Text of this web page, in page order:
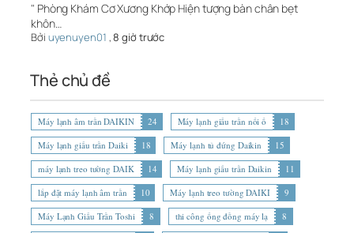
" Phòng Khám Cơ Xương Khớp Hiện tượng bàn chân bẹt
khôn…
Bởi uyenuyen01 ,8 giờ trước
Thẻ chủ đề
Máy lạnh âm trần DAIKIN 24 Máy lạnh giấu trần nối ố
18
Máy lạnh giấu trần Daiki
18 Máy lạnh tủ đứng Daikin
15
máy lạnh treo tường DAIK
14 Máy lạnh giấu trần Daikin
11
lắp đặt máy lạnh âm trần
10 Máy lạnh treo tường DAIKI
9
Máy Lạnh Giấu Trần Toshi
8 thi công ống đồng máy lạ
8